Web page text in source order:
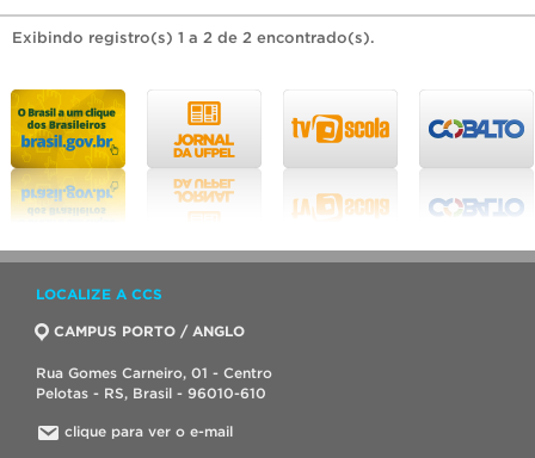
Exibindo registro(s) 1 a 2 de 2 encontrado(s).
LOCALIZE A CCS
CAMPUS PORTO / ANGLO
Rua Gomes Carneiro, 01 - Centro
Pelotas - RS, Brasil - 96010-610
clique para ver o e-mail